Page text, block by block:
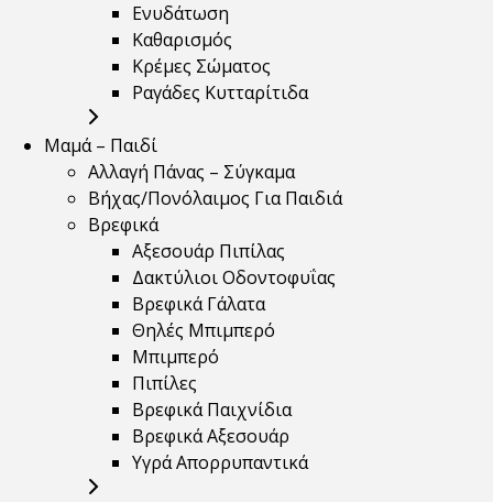
Ενυδάτωση
Καθαρισμός
Κρέμες Σώματος
Ραγάδες Κυτταρίτιδα
Μαμά – Παιδί
Αλλαγή Πάνας – Σύγκαμα
Βήχας/Πονόλαιμος Για Παιδιά
Βρεφικά
Αξεσουάρ Πιπίλας
Δακτύλιοι Οδοντοφυΐας
Βρεφικά Γάλατα
Θηλές Μπιμπερό
Μπιμπερό
Πιπίλες
Βρεφικά Παιχνίδια
Βρεφικά Αξεσουάρ
Υγρά Απορρυπαντικά